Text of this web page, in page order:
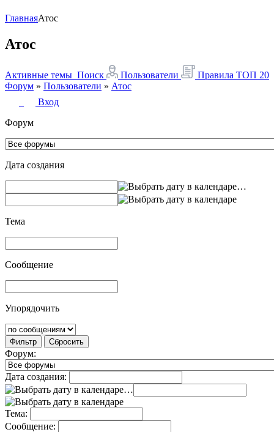
ГлавнаяАтос
Атос
Активные темы Поиск Пользователи Правила ТОП 20
Форум » Пользователи » Атос
Вход
Форум
Дата создания
…
Тема
Сообщение
Упорядочить
Фильтр Сбросить
Форум:
Дата создания:
…
Тема:
Сообщение: